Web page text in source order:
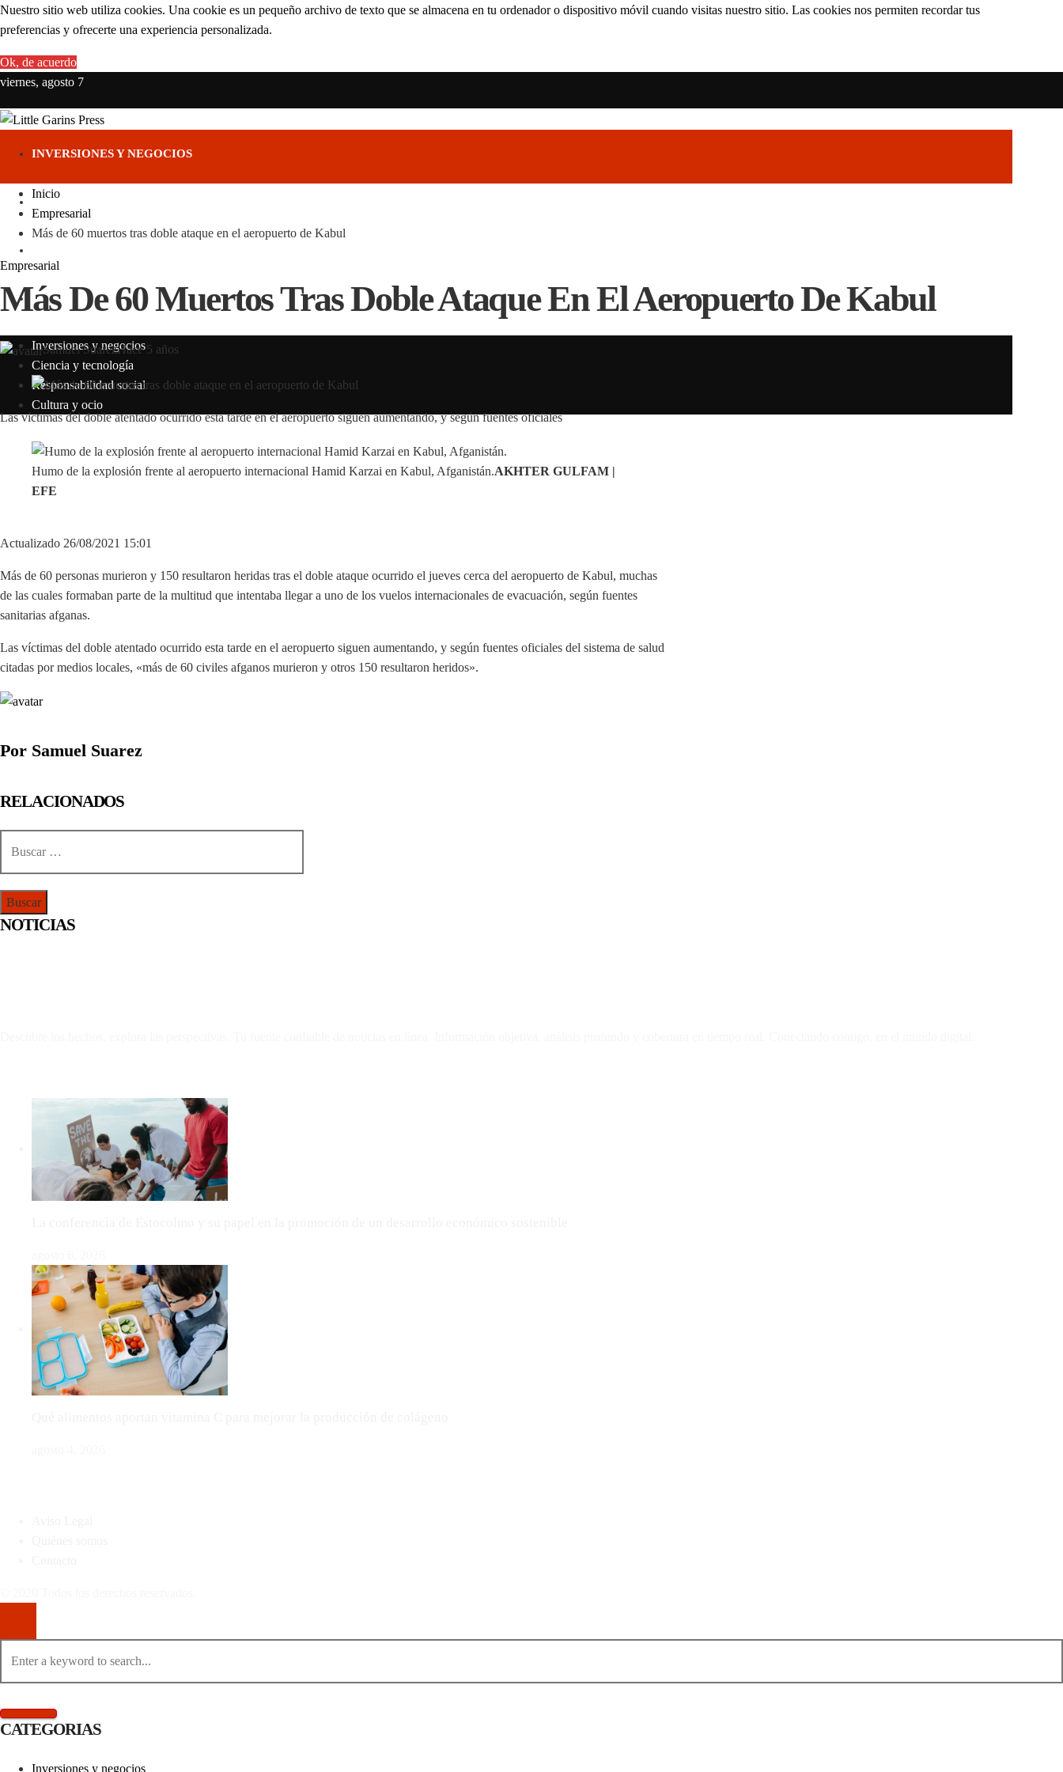
Nuestro sitio web utiliza cookies. Una cookie es un pequeño archivo de texto que se almacena en tu ordenador o dispositivo móvil cuando visitas nuestro sitio. Las cookies nos permiten recordar tus
preferencias y ofrecerte una experiencia personalizada.
Ok, de acuerdo
viernes, agosto 7
INVERSIONES Y NEGOCIOS
CIENCIA Y TECNOLOGÍA
CULTURA Y OCIO
Inversiones y negocios
Ciencia y tecnología
Responsabilidad social
Cultura y ocio
Inicio
Empresarial
Más de 60 muertos tras doble ataque en el aeropuerto de Kabul
Empresarial
Más De 60 Muertos Tras Doble Ataque En El Aeropuerto De Kabul
Samuel SuarezHace 5 años
Las víctimas del doble atentado ocurrido esta tarde en el aeropuerto siguen aumentando, y según fuentes oficiales
Humo de la explosión frente al aeropuerto internacional Hamid Karzai en Kabul, Afganistán.AKHTER GULFAM |
EFE
Actualizado 26/08/2021 15:01
Más de 60 personas murieron y 150 resultaron heridas tras el doble ataque ocurrido el jueves cerca del aeropuerto de Kabul, muchas
de las cuales formaban parte de la multitud que intentaba llegar a uno de los vuelos internacionales de evacuación, según fuentes
sanitarias afganas.
Las víctimas del doble atentado ocurrido esta tarde en el aeropuerto siguen aumentando, y según fuentes oficiales del sistema de salud
citadas por medios locales, «más de 60 civiles afganos murieron y otros 150 resultaron heridos».
Por Samuel Suarez
RELACIONADOS
NOTICIAS
CATEGORIAS
Inversiones y negocios